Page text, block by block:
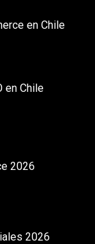
en Chile
en Chile
2026
2026